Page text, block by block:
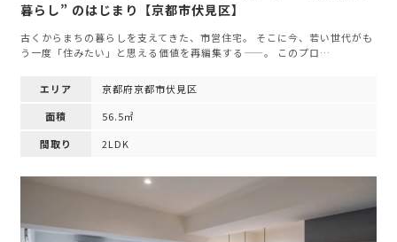
暮らし” のはじまり【京都市伏見区】
古くからまちの暮らしを支えてきた、市営住宅。 そこに今、若い世代がも
う一度「住みたい」と思える価値を再編集する——。 このプロ…
エリア
京都府京都市伏見区
面積
56.5㎡
間取り
2LDK